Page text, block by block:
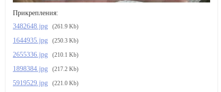
Прикрепления:
3482648.jpg
(261.9 Kb)
·1644935.jpg (250.3 Kb)
·
2655336.jpg (210.1 Kb)
·1898384.jpg (217.2 Kb)
·
5919529.jpg (221.0 Kb)